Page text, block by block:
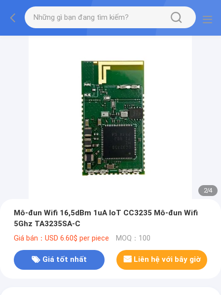
2/4
Mô-đun Wifi 16,5dBm 1uA IoT CC3235 Mô-đun Wifi
5Ghz TA3235SA-C
Giá bán：USD 6.60$ per piece MOQ：100
Giá tốt nhất Liên hệ với bây giờ